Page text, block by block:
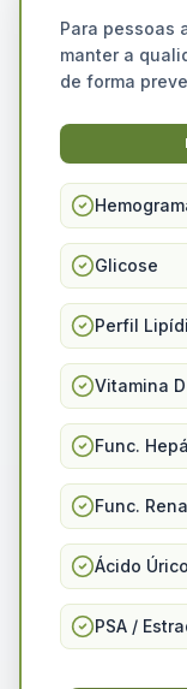
Para pessoas
manter a
de forma
Glicose
Perfil
Vitamina D
Func.
Func.
Ácido Úrico
PSA /